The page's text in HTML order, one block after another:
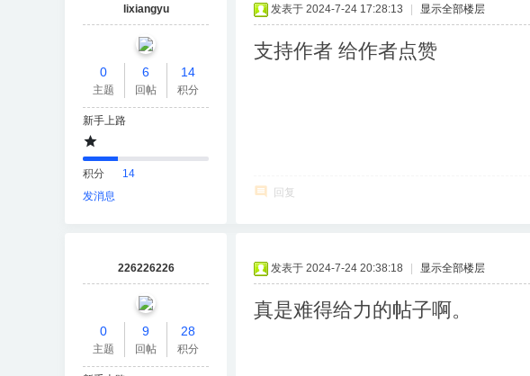
lixiangyu
0
主题
6
回帖
14
积分
新手上路
积分
14
发消息
发表于 2024-7-24 17:28:13 显示全部楼层
支持作者 给作者点赞
回复
226226226
0
主题
9
回帖
28
积分
发表于 2024-7-24 20:38:18 显示全部楼层
真是难得给力的帖子啊。